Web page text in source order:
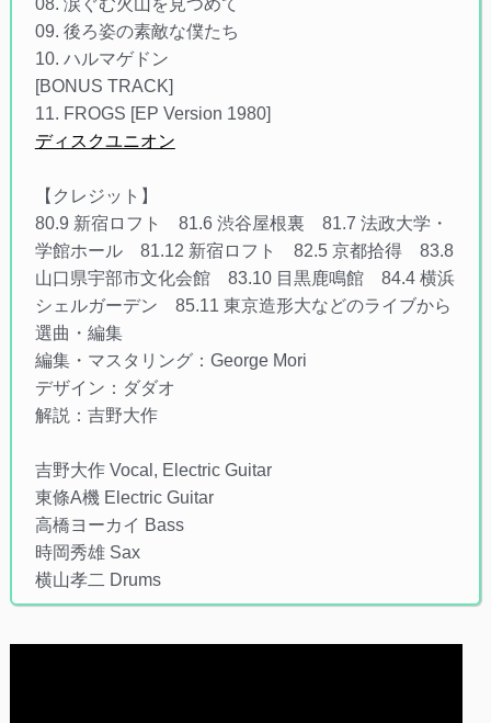
08. 涙ぐむ火山を見つめて
09. 後ろ姿の素敵な僕たち
10. ハルマゲドン
[BONUS TRACK]
11. FROGS [EP Version 1980]
ディスクユニオン
【クレジット】
80.9 新宿ロフト 81.6 渋谷屋根裏 81.7 法政大学・
学館ホール 81.12 新宿ロフト 82.5 京都拾得 83.8
山口県宇部市文化会館 83.10 目黒鹿鳴館 84.4 横浜
シェルガーデン 85.11 東京造形大などのライブから
選曲・編集
編集・マスタリング：George Mori
デザイン：ダダオ
解説：吉野大作
吉野大作 Vocal, Electric Guitar
東條A機 Electric Guitar
高橋ヨーカイ Bass
時岡秀雄 Sax
横山孝二 Drums